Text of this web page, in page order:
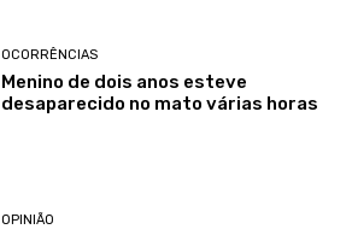
OCORRÊNCIAS
Menino de dois anos esteve
desaparecido no mato várias horas
OPINIÃO